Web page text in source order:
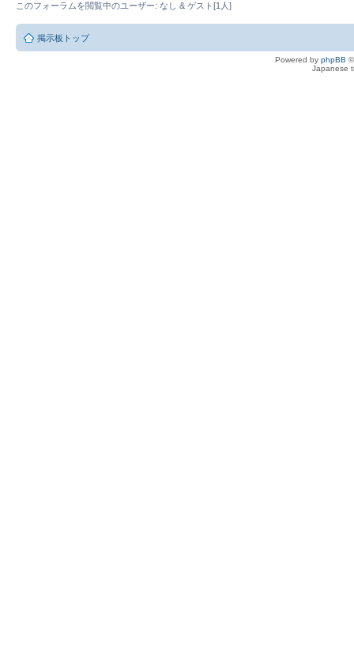
このフォーラムを閲覧中のユーザー: なし & ゲスト[1人]
掲示板トップ
Powered by phpBB
Japanese